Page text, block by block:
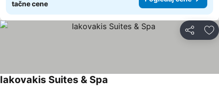
tačne cene
Deli
Iakovakis Suites & Spa